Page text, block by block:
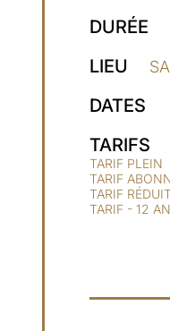
DURÉE
LIEU
DATES
TARIFS
TARIF PLEIN
TARIF
TARIF RÉDUIT
TARIF - 12